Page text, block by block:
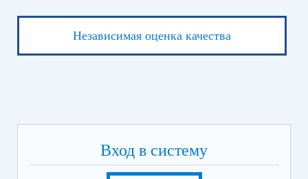
Независимая оценка качества
Вход в систему